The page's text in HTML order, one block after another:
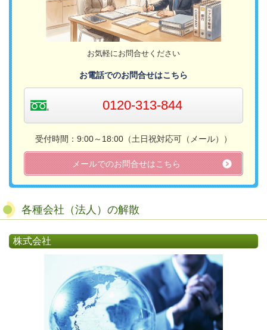
お気軽にお問合せください
お電話でのお問合せはこちら
0120-313-844
受付時間：9:00～18:00（土日祝対応可（メール））​
メールでのお問合せはこちら
各種会社（法人）の解散
株式会社